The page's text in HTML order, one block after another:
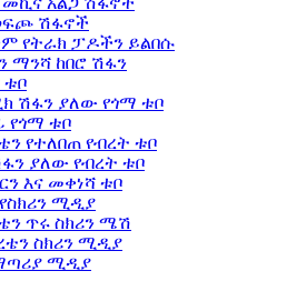
ሽፋኖች
የትራክ ፓዶችን ይልበሱ
ማንሻ ከበሮ ሽፋን
ቱቦ
ሽፋን ያለው የጎማ ቱቦ
የጎማ ቱቦ
የተለበጠ የብረት ቱቦ
ያለው የብረት ቱቦ
እና መቀነሻ ቱቦ
ሚዲያ
ጥሩ ስክሪን ሜሽ
ስክሪን ሚዲያ
ሚዲያ